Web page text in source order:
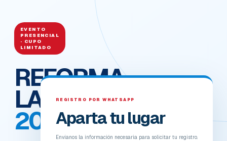
EVENTO
PRESENCIAL
· CUPO
LIMITADO
REFORMA
LABORAL
2026
REGISTRO POR WHATSAPP
Aparta tu lugar
Envíanos la información necesaria para solicitar tu registro.